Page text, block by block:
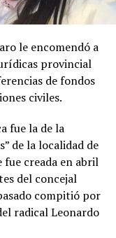
le encomendó a
provincial
de fondos
civiles.
fue la de la
de la localidad de
fue creada en abril
del concejal
compitió por
radical Leonardo